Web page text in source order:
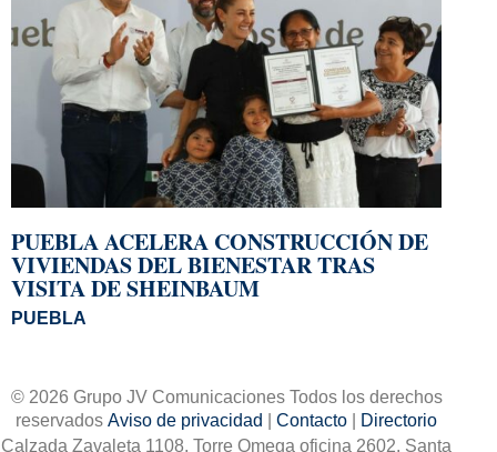
PUEBLA ACELERA CONSTRUCCIÓN DE
VIVIENDAS DEL BIENESTAR TRAS
VISITA DE SHEINBAUM
PUEBLA
© 2026 Grupo JV Comunicaciones Todos los derechos
reservados Aviso de privacidad Contacto
Directorio
Calzada Zavaleta 1108, Torre Omega oficina 2602. Santa